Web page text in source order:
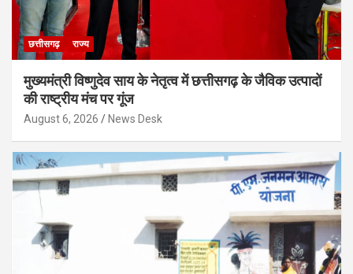
छत्तीसगढ़ राज्य
मुख्यमंत्री विष्णुदेव साय के नेतृत्व में छत्तीसगढ़ के जैविक उत्पादों
की राष्ट्रीय मंच पर गूंज
August 6, 2026 News Desk